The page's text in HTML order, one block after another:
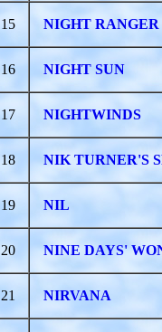
15 NIGHT RANGER
16 NIGHT SUN
17 NIGHTWINDS
18 NIK TURNER'S
19 NIL
20 NINE DAYS'
21 NIRVANA